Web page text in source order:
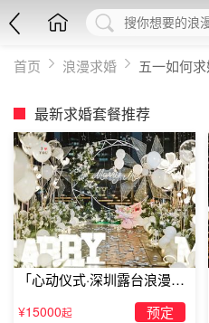
首页 浪漫求婚 五一如何
最新求婚套餐推荐
「心动仪式·深圳露台浪漫求
婚」
¥15000起 预定